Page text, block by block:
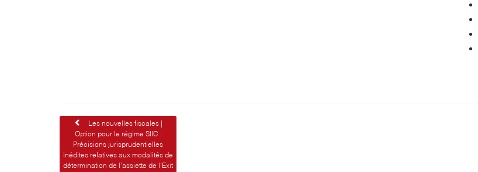
Navigation
de
l’article
Les nouvelles fiscales |
Option pour le régime SIIC :
Précisions jurisprudentielles
inédites relatives aux modalités de
détermination de l’assiette de l’Exit